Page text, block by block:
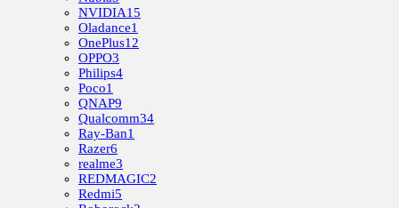
NVIDIA15
Oladance1
OnePlus12
OPPO3
Philips4
Poco1
QNAP9
Qualcomm34
Ray-Ban1
Razer6
realme3
REDMAGIC2
Redmi5